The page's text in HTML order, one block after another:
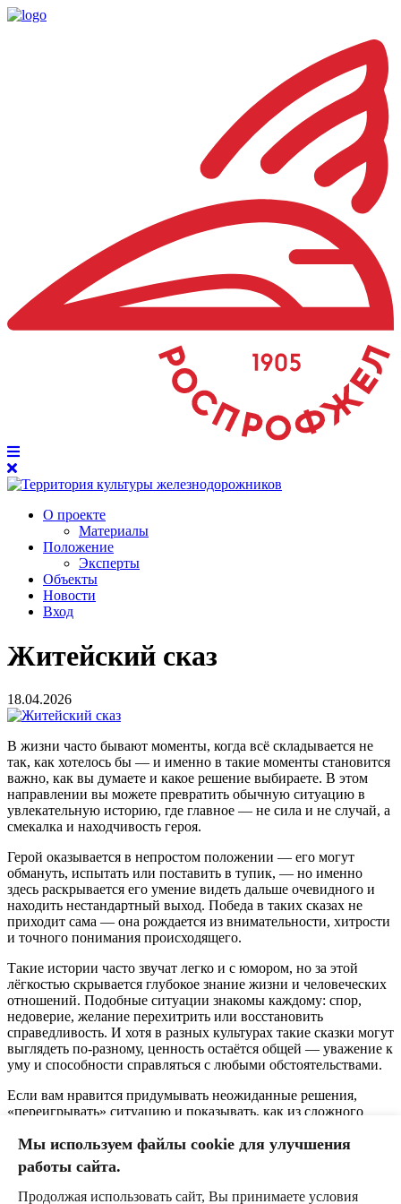
О проекте
Материалы
Положение
Эксперты
Объекты
Новости
Вход
Житейский сказ
18.04.2026
В жизни часто бывают моменты, когда всё складывается не
так, как хотелось бы — и именно в такие моменты становится
важно, как вы думаете и какое решение выбираете. В этом
направлении вы можете превратить обычную ситуацию в
увлекательную историю, где главное — не сила и не случай, а
смекалка и находчивость героя.
Герой оказывается в непростом положении — его могут
обмануть, испытать или поставить в тупик, — но именно
здесь раскрывается его умение видеть дальше очевидного и
находить нестандартный выход. Победа в таких сказах не
приходит сама — она рождается из внимательности, хитрости
и точного понимания происходящего.
Такие истории часто звучат легко и с юмором, но за этой
лёгкостью скрывается глубокое знание жизни и человеческих
отношений. Подобные ситуации знакомы каждому: спор,
недоверие, желание перехитрить или восстановить
справедливость. И хотя в разных культурах такие сказки могут
выглядеть по-разному, ценность остаётся общей — уважение к
уму и способности справляться с любыми обстоятельствами.
Если вам нравится придумывать неожиданные решения,
«переигрывать» ситуацию и показывать, как из сложного
возможность создать яркий и по-настоящему жизненный сказ.
Мы используем файлы cookie для улучшения
работы сайта.
Продолжая использовать сайт, Вы принимаете условия